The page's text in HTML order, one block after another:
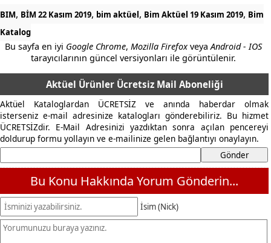
BIM, BİM 22 Kasım 2019, bim aktüel, Bim Aktüel 19 Kasım 2019, Bim
Katalog
Bu sayfa en iyi Google Chrome,Mozilla Firefox veyaAndroid - IOS
tarayıcılarının güncel versiyonları ile görüntülenir.
Aktüel Ürünler Ücretsiz Mail Aboneliği
Aktüel Kataloglardan ÜCRETSİZ ve anında haberdar olmak
isterseniz e-mail adresinize katalogları gönderebiliriz. Bu hizmet
ÜCRETSİZdir. E-Mail Adresinizi yazdıktan sonra açılan pencereyi
doldurup formu yollayın ve e-mailinize gelen bağlantıyı onaylayın.
Bu Konu Hakkında Yorum Gönderin...
İsim (Nick)